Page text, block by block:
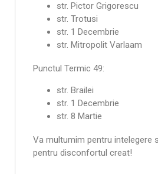
str. Pictor Grigorescu
str. Trotusi
str. 1 Decembrie
str. Mitropolit Varlaam
Punctul Termic 49:
str. Brailei
str. 1 Decembrie
str. 8 Martie
Va multumim pentru intelegere
pentru disconfortul creat!